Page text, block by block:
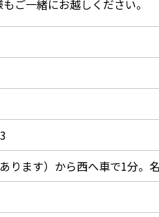
ご一緒にお越しください。
ります）から西へ車で1分。